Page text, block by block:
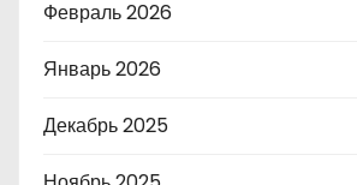
Февраль 2026
Январь 2026
Декабрь 2025